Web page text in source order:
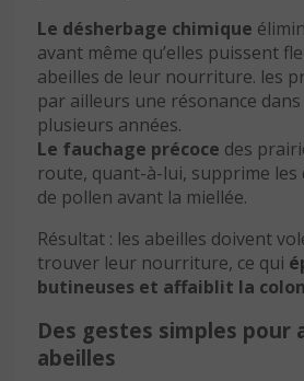
Le désherbage chimique
avant même qu’elles puissent
abeilles de leur nourriture. les
par ailleurs une résonance dans
plusieurs années.
Le fauchage précoce des
route, quant-à-lui, supprime les
de pollen avant la miellée.
Résultat : les abeilles doivent
trouver leur nourriture, ce qui
butineuses et affaiblit la
Des gestes simples pour
abeilles